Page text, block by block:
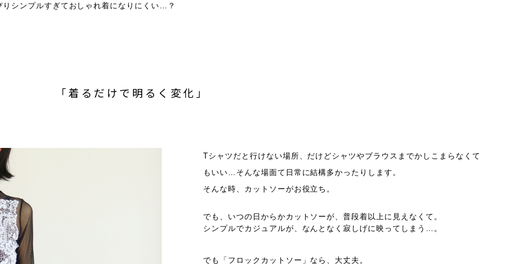
りシンプルすぎておしゃれ着になりにくい…？
「着るだけで明るく変化」
Tシャツだと行けない場所、だけどシャツやブラウスまでかしこまらなくて
もいい…そんな場面て日常に結構多かったりします。
そんな時、カットソーがお役立ち。
でも、いつの日からかカットソーが、普段着以上に見えなくて。
シンプルでカジュアルが、なんとなく寂しげに映ってしまう…。
でも「フロックカットソー」なら、大丈夫。